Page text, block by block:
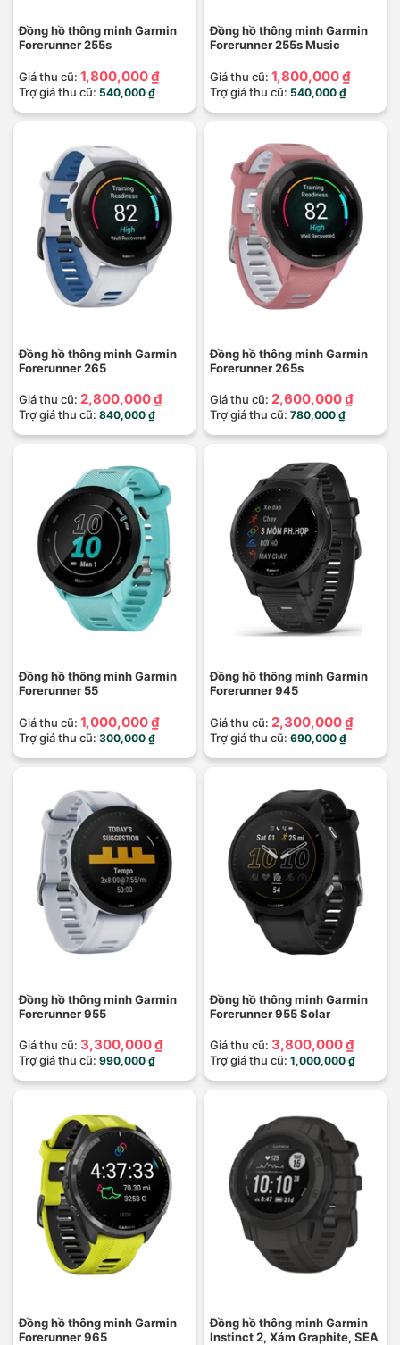
Đồng hồ thông minh Garmin
Forerunner 255s
Giá thu cũ: 1,800,000 ₫
Trợ giá thu cũ: 540,000 ₫
Đồng hồ thông minh Garmin
Forerunner 255s Music
Giá thu cũ: 1,800,000 ₫
Trợ giá thu cũ: 540,000 ₫
Đồng hồ thông minh Garmin
Forerunner 265
Giá thu cũ: 2,800,000 ₫
Trợ giá thu cũ: 840,000 ₫
Đồng hồ thông minh Garmin
Forerunner 265s
Giá thu cũ: 2,600,000 ₫
Trợ giá thu cũ: 780,000 ₫
Đồng hồ thông minh Garmin
Forerunner 55
Giá thu cũ: 1,000,000 ₫
Trợ giá thu cũ: 300,000 ₫
Đồng hồ thông minh Garmin
Forerunner 945
Giá thu cũ: 2,300,000 ₫
Trợ giá thu cũ: 690,000 ₫
Đồng hồ thông minh Garmin
Forerunner 955
Giá thu cũ: 3,300,000 ₫
Trợ giá thu cũ: 990,000 ₫
Đồng hồ thông minh Garmin
Forerunner 955 Solar
Giá thu cũ: 3,800,000 ₫
Trợ giá thu cũ: 1,000,000 ₫
Đồng hồ thông minh Garmin
Forerunner 965
Đồng hồ thông minh Garmin
Instinct 2, Xám Graphite, SEA